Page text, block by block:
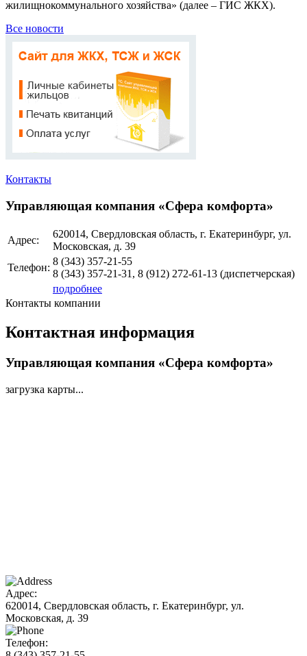
жилищнокоммунального хозяйства» (далее – ГИС ЖКХ).
Все новости
Контакты
Управляющая компания «Сфера комфорта»
Адрес:
620014, Свердловская область, г. Екатеринбург, ул.
Московская, д. 39
Телефон:
8 (343) 357-21-55
8 (343) 357-21-31, 8 (912) 272-61-13 (диспетчерская)
подробнее
Контакты компании
Контактная информация
Управляющая компания «Сфера комфорта»
загрузка карты...
Адрес:
620014, Свердловская область, г. Екатеринбург, ул.
Московская, д. 39
Телефон: